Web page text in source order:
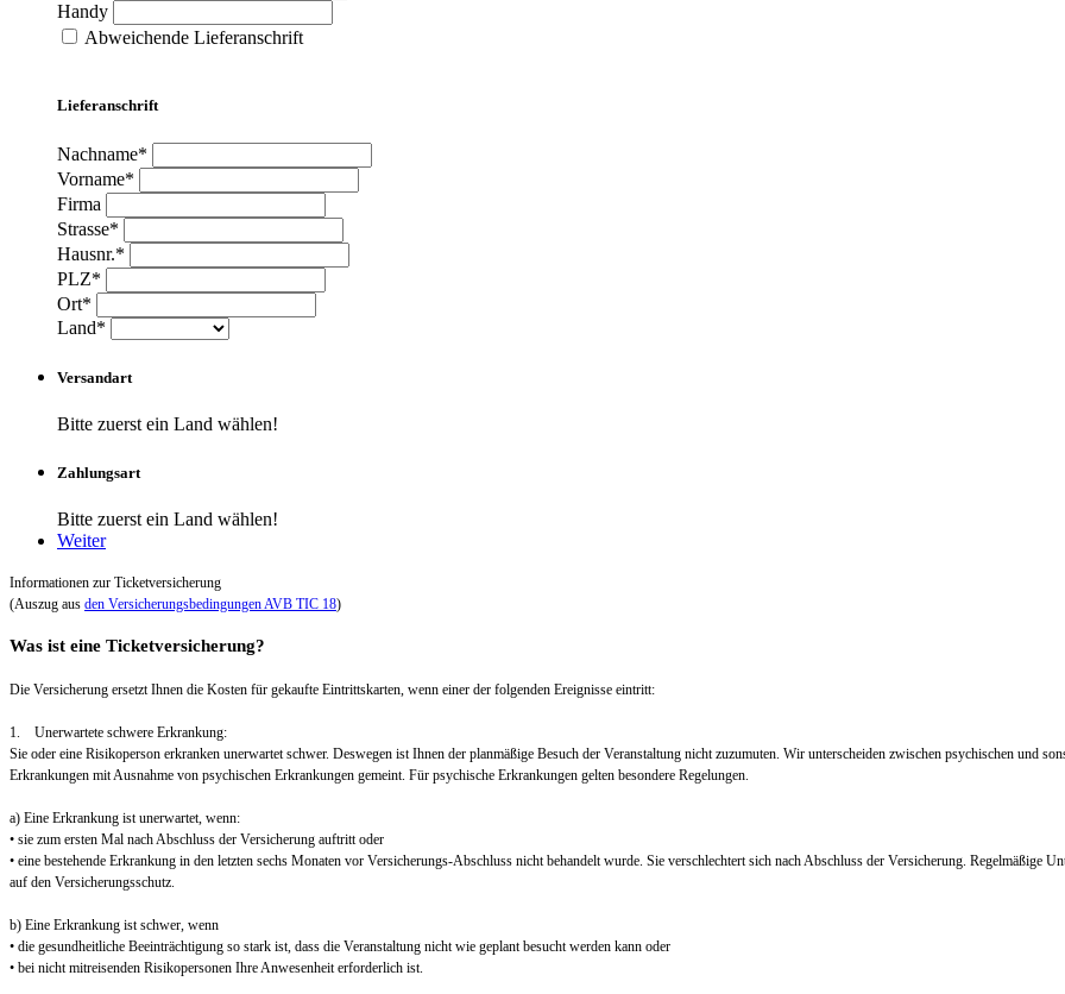
Handy
Abweichende Lieferanschrift
Lieferanschrift
Nachname*
Vorname*
Firma
Strasse*
Hausnr.*
PLZ*
Ort*
Land*
Versandart
Bitte zuerst ein Land wählen!
Zahlungsart
Bitte zuerst ein Land wählen!
Weiter
Informationen zur Ticketversicherung
(Auszug aus den Versicherungsbedingungen AVB TIC 18)
Was ist eine Ticketversicherung?
Die Versicherung ersetzt Ihnen die Kosten für gekaufte Eintrittskarten, wenn einer der folgenden Ereignisse eintritt:
1. Unerwartete schwere Erkrankung:
Sie oder eine Risikoperson erkranken unerwartet schwer. Deswegen ist Ihnen der planmäßige Besuch der Veranstaltung nicht zuzumuten. Wir unterscheiden zwischen psychischen und
Erkrankungen mit Ausnahme von psychischen Erkrankungen gemeint. Für psychische Erkrankungen gelten besondere Regelungen.
a) Eine Erkrankung ist unerwartet, wenn:
• sie zum ersten Mal nach Abschluss der Versicherung auftritt oder
• eine bestehende Erkrankung in den letzten sechs Monaten vor Versicherungs-Abschluss nicht behandelt wurde. Sie verschlechtert sich nach Abschluss der Versicherung. Regelmäßige
auf den Versicherungsschutz.
b) Eine Erkrankung ist schwer, wenn
• die gesundheitliche Beeinträchtigung so stark ist, dass die Veranstaltung nicht wie geplant besucht werden kann oder
• bei nicht mitreisenden Risikopersonen Ihre Anwesenheit erforderlich ist.